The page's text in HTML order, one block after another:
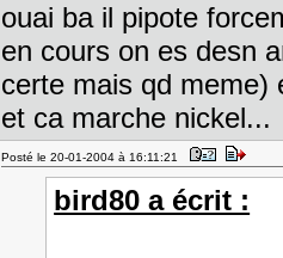
ouai ba il pipote
en cours on es desn
certe mais qd meme)
et ca marche nickel...
Posté le 20-01-2004 à 16:11:21
bird80 a écrit :